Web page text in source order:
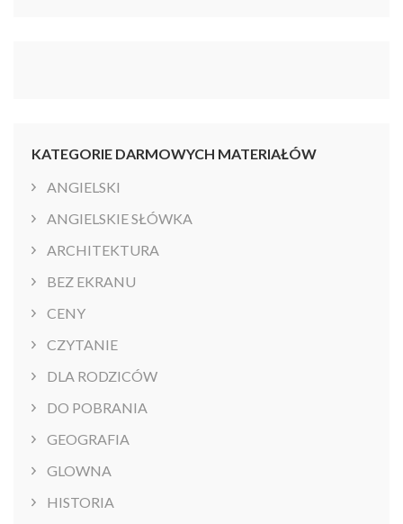
KATEGORIE DARMOWYCH MATERIAŁÓW
ANGIELSKI
ANGIELSKIE SŁÓWKA
ARCHITEKTURA
BEZ EKRANU
CENY
CZYTANIE
DLA RODZICÓW
DO POBRANIA
GEOGRAFIA
GLOWNA
HISTORIA